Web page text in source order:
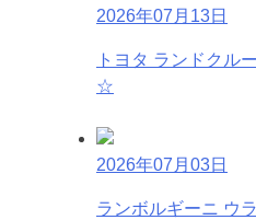
2026年07月13日
トヨタ ランドクル
☆
2026年07月03日
ランボルギーニ ウ